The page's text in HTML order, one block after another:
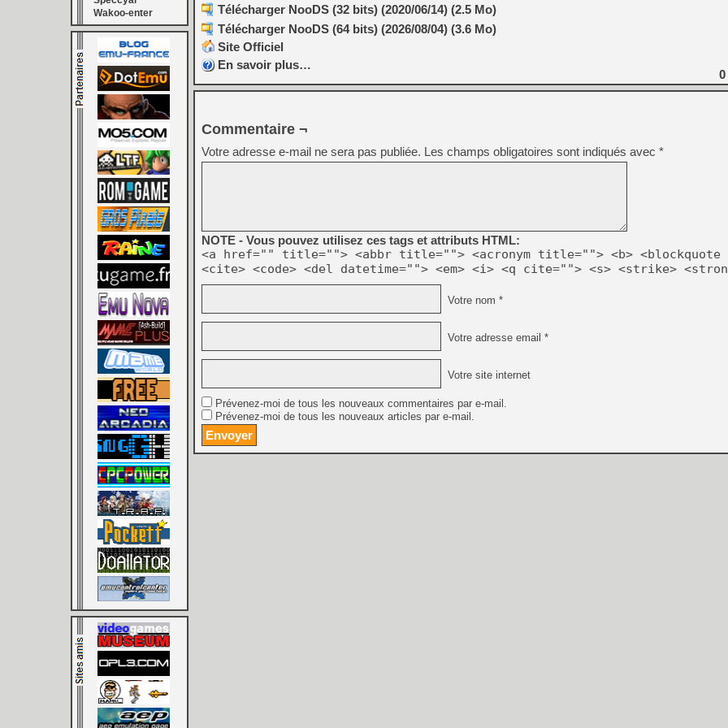
[GK] Pourquoi Marvel
[GK] GTA 6 : Rockstar
[GK] Hot Wheels Infinite
[GK] Mémoire cash -
[GK] Résultats Nintendo :
[GK] Déjà des
[Mo5] Brickboy cherche à
[GK] Minecraft et ses «
[GK] Beast of
[GK] Ubisoft : fin de partie
[GK] Mémoire cash -
[GK] Dan Houser (GTA)
[GK] Comment EA Sports
[GK] Crimson Moon : un
[GK] Isle of Reveries : le
Wakoo-enter
Télécharger NooDS (32 bits) (2020/06/14) (2.5 Mo)
Télécharger NooDS (64 bits) (2026/08/04) (3.6 Mo)
Site Officiel
En savoir plus…
0
Commentaire ¬
Votre adresse e-mail ne sera pas publiée. Les champs obligatoires sont indiqués avec *
NOTE - Vous pouvez utilisez ces tags et attributs HTML:
<a href="" title=""> <abbr title=""> <acronym title=""> <b> <blockquote
<cite> <code> <del datetime=""> <em> <i> <q cite=""> <s> <strike>
Votre nom *
Votre adresse email *
Votre site internet
Prévenez-moi de tous les nouveaux commentaires par e-mail.
Prévenez-moi de tous les nouveaux articles par e-mail.